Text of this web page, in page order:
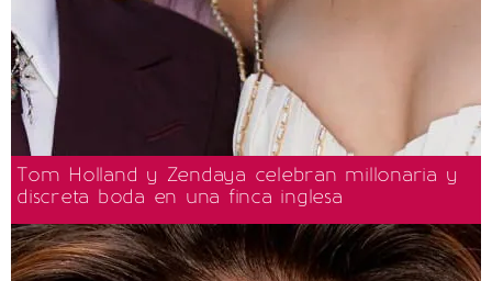
Tom Holland y Zendaya celebran millonaria y
discreta boda en una finca inglesa